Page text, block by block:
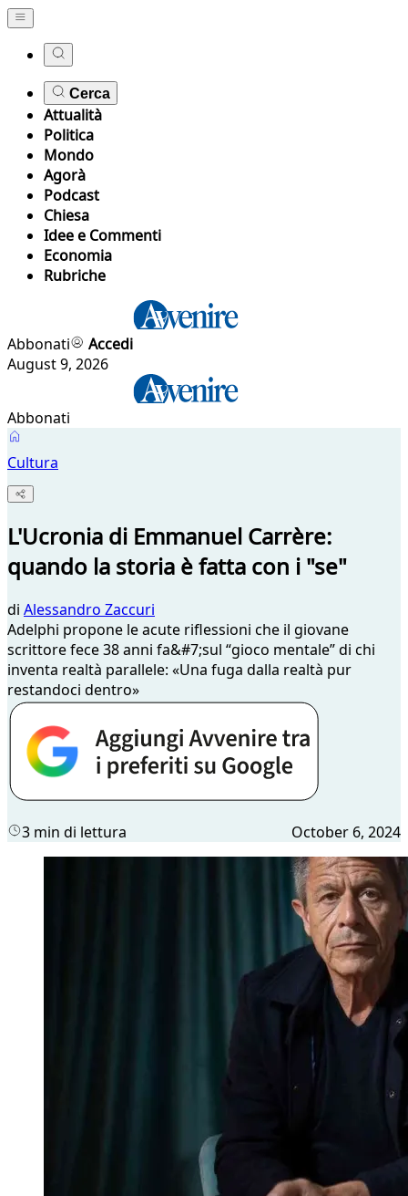
Cerca
Attualità
Politica
Mondo
Agorà
Podcast
Chiesa
Idee e Commenti
Economia
Rubriche
Abbonati
Accedi
August 9, 2026
Abbonati
Cultura
L'Ucronia di Emmanuel Carrère:
quando la storia è fatta con i "se"
di Alessandro Zaccuri
Adelphi propone le acute riflessioni che il giovane
scrittore fece 38 anni fa&#7;sul “gioco mentale” di chi
inventa realtà parallele: «Una fuga dalla realtà pur
restandoci dentro»
3 min di lettura October 6, 2024